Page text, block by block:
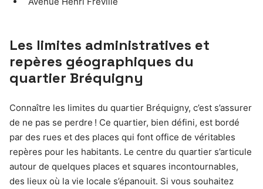
Les limites administratives et
repères géographiques du
quartier Bréquigny
Connaître les limites du quartier Bréquigny, c’est s’assurer
de ne pas se perdre ! Ce quartier, bien défini, est bordé
par des rues et des places qui font office de véritables
repères pour les habitants. Le centre du quartier s’articule
autour de quelques places et squares incontournables,
des lieux où la vie locale s’épanouit. Si vous souhaitez